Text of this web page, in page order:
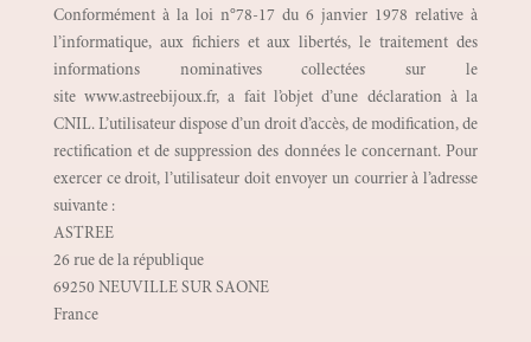
Conformément à la loi n°78-17 du 6 janvier 1978 relative à
l’informatique, aux fichiers et aux libertés, le traitement des
informations nominatives collectées sur le
site www.astreebijoux.fr, a fait l’objet d’une déclaration à la
CNIL. L’utilisateur dispose d’un droit d’accès, de modification, de
rectification et de suppression des données le concernant. Pour
exercer ce droit, l’utilisateur doit envoyer un courrier à l’adresse
suivante :
ASTREE
26 rue de la république
69250 NEUVILLE SUR SAONE
France